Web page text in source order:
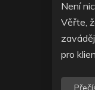
Není
Věřte,
pro